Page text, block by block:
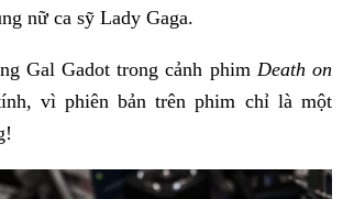
nữ ca sỹ Lady Gaga.
Gal Gadot trong cảnh phim Death on
vì phiên bản trên phim chỉ là một